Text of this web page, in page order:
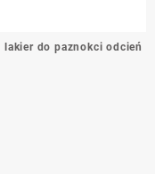
lakier do paznokci odcień